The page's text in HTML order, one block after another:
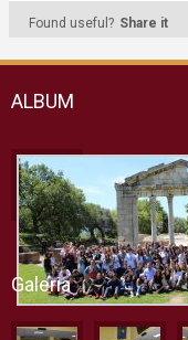
Found useful? Share it
ALBUM
Galeria